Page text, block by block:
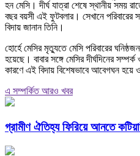
হন মেসি। দীর্ঘ যাত্রা শেষে স্থানীয় সময়
বছর বয়সী এই ফুটবলার। সেখানে পরিবারের
বিদায় জানান তিনি।
হোর্হে মেসির মৃত্যুতে মেসি পরিবারের
হয়েছে। বাবার সঙ্গে মেসির দীর্ঘদিনের
কারণে এই বিদায় বিশেষভাবে আবেগঘন হয়ে
এ সম্পর্কিত আরও খবর
গ্রামীণ ঐতিহ্য ফিরিয়ে আনতে